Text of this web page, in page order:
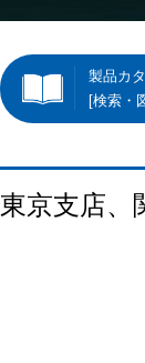
製品カ
[検索・
東京支店、